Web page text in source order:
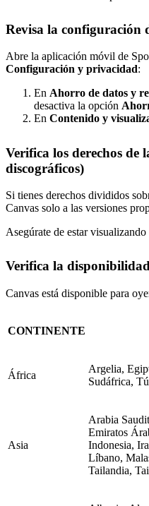
Revisa la configuración
Abre la aplicación móvil de
Configuración y privacidad:
En Ahorro de datos y
desactiva la opción
En Contenido y
Verifica los derechos de
discográficos)
Si tienes derechos divididos
Canvas solo a las versiones
Asegúrate de estar
Verifica la
Canvas está disponible para
CONTINENTE
África
Argelia,
Sudáfrica,
Asia
Arabia
Emiratos
Indonesia,
Líbano,
Tailandia,